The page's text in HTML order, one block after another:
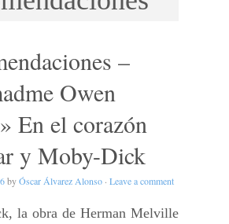
–
Owen
En el corazón
y Moby-Dick
byÓscar Álvarez Alonso · Leave a comment
la obra de Herman Melville